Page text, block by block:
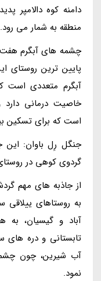
دامنه کوه دالامپر
منطقه به شمار می رود.
چشمه های آبگرم هفت
پایین ترین
آبگرم متعددی است
خاصیت درمانی دارد
است که برای تسکین
جنگل رِل باوان: این
گردوی کوهی در
از جاذبه های مهم
به روستاهای
آباد و گیسیان، به
تابستانی و دره های
آب شیرین، چون
نمود.